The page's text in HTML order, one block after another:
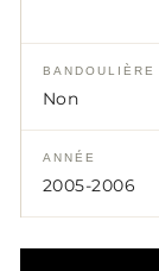
BANDOULIÈRE
Non
ANNÉE
2005-2006